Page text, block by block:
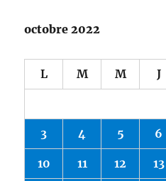
octobre 2022
L M M J
3 4 5 6
10 11 12 13